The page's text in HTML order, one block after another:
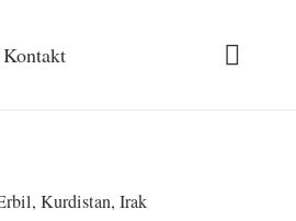
Kontakt
Kurdistan, Irak